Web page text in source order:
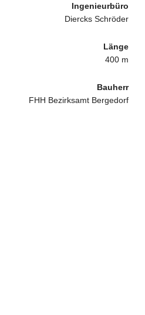
Ingenieurbüro
Diercks Schröder
Länge
400 m
Bauherr
FHH Bezirksamt Bergedorf